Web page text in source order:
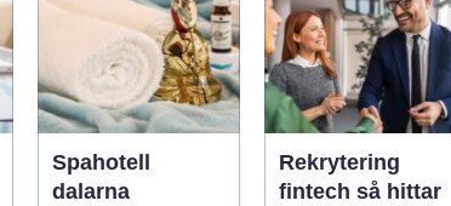
Spahotell
dalarna
Rekrytering
fintech så hittar